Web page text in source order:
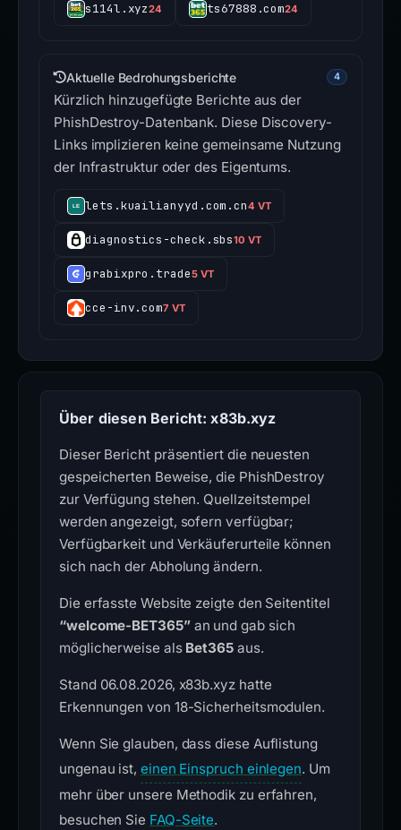
s114l.xyz24 ts67888.com24
Aktuelle Bedrohungsberichte 4
Kürzlich hinzugefügte Berichte aus der
PhishDestroy-Datenbank. Diese Discovery-
Links implizieren keine gemeinsame Nutzung
der Infrastruktur oder des Eigentums.
lets.kuailianyyd.com.cn4 VT
diagnostics-check.sbs10 VT
grabixpro.trade5 VT
cce-inv.com7 VT
Über diesen Bericht: x83b.xyz
Dieser Bericht präsentiert die neuesten
gespeicherten Beweise, die PhishDestroy
zur Verfügung stehen. Quellzeitstempel
werden angezeigt, sofern verfügbar;
Verfügbarkeit und Verkäuferurteile können
sich nach der Abholung ändern.
Die erfasste Website zeigte den Seitentitel
“welcome-BET365”an und gab sich
möglicherweise als Bet365 aus.
Stand 06.08.2026, x83b.xyz hatte
Erkennungen von 18-Sicherheitsmodulen.
Wenn Sie glauben, dass diese Auflistung
ungenau ist, einen Einspruch einlegen. Um
mehr über unsere Methodik zu erfahren,
besuchen Sie FAQ-Seite.